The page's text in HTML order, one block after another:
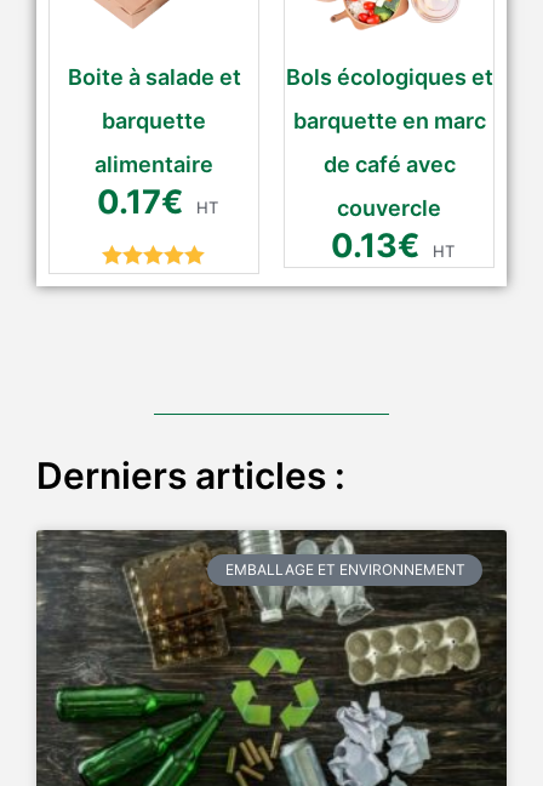
Boite à salade et
barquette
alimentaire
0.17€ HT
Rated5.00
Bols écologiques et
barquette en marc
de café avec
couvercle
0.13€ HT
Derniers articles :
EMBALLAGE ET ENVIRONNEMENT